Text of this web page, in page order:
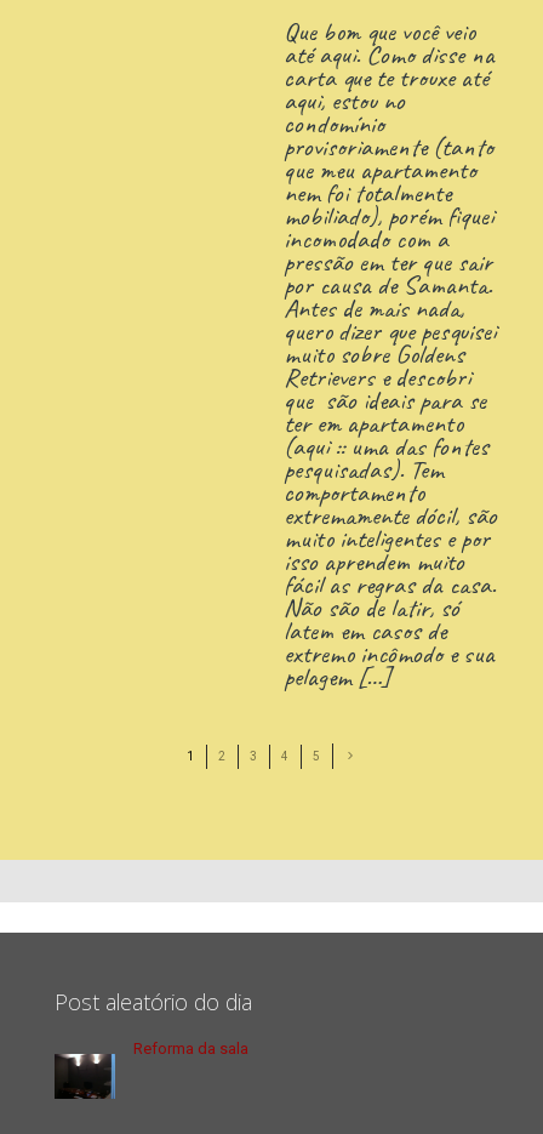
Que bom que você veio
até aqui. Como disse na
carta que te trouxe até
aqui, estou no
condomínio
provisoriamente (tanto
que meu apartamento
nem foi totalmente
mobiliado), porém fiquei
incomodado com a
pressão em ter que sair
por causa de Samanta.
Antes de mais nada,
quero dizer que pesquisei
muito sobre Goldens
Retrievers e descobri
que são ideais para se
ter em apartamento
(aqui :: uma das fontes
pesquisadas). Tem
comportamento
extremamente dócil, são
muito inteligentes e por
isso aprendem muito
fácil as regras da casa.
Não são de latir, só
latem em casos de
extremo incômodo e sua
pelagem[…]
1 2 3 4 5
Post aleatório do dia
Reforma da sala